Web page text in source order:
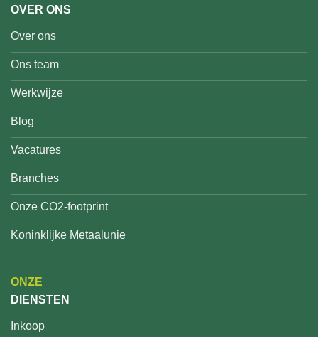
OVER ONS
Over ons
Ons team
Werkwijze
Blog
Vacatures
Branches
Onze CO2-footprint
Koninklijke Metaalunie
ONZE
DIENSTEN
Inkoop